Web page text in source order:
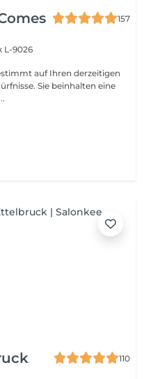
157
L-9026
auf Ihren derzeitigen
Sie beinhalten eine
110